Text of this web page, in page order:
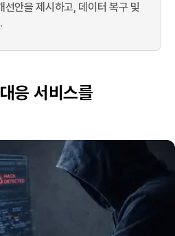
선안을 제시하고, 데이터 복구 및
응 서비스를